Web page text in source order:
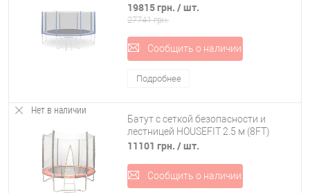
19815 грн. / шт.
27741 грн.
Сообщить о наличии
Подробнее
Нет в наличии
Батут с сеткой безопасности и
лестницей HOUSEFIT 2.5 м (8FT)
11101 грн. / шт.
Сообщить о наличии